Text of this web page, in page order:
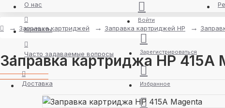
О нас
Контакты
Часто задаваемые вопросы
Доставка
Войти
Зарегистрироваться
Избранное
Заправка картриджей Заправка картриджей HP
Заправка картриджа HP 415A